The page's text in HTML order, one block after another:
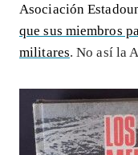
Asociación
que sus miembros
militares. No así la